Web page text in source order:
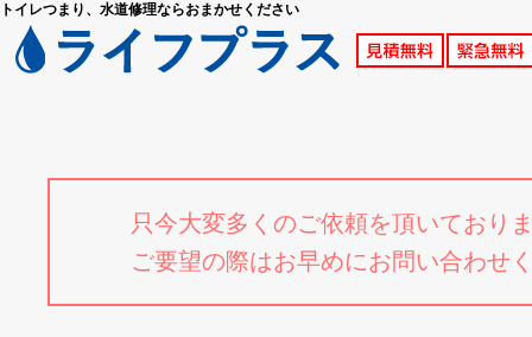
トイレつまり、水道修理ならおまかせください
只今大変多くのご依頼を頂いており
ご要望の際はお早めにお問い合わせ